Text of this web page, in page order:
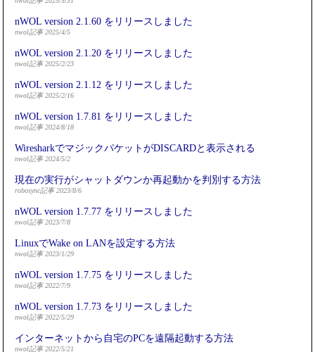
nWOL version 2.1.60 をリリースしました
nwol記事 2025/4/5
nWOL version 2.1.20 をリリースしました
nwol記事 2025/2/23
nWOL version 2.1.12 をリリースしました
nwol記事 2025/2/16
nWOL version 1.7.81 をリリースしました
nwol記事 2024/8/18
WiresharkでマジックパケットがDISCARDと表示される
nwol記事 2024/5/2
現在の実行がシャットダウンか再起動かを判別する方法
robosync記事 2023/8/6
nWOL version 1.7.77 をリリースしました
nwol記事 2023/7/8
LinuxでWake on LANを設定する方法
nwol記事 2023/1/29
nWOL version 1.7.75 をリリースしました
nwol記事 2022/7/9
nWOL version 1.7.73 をリリースしました
nwol記事 2022/5/29
インターネットから自宅のPCを遠隔起動する方法
nwol記事 2022/5/21